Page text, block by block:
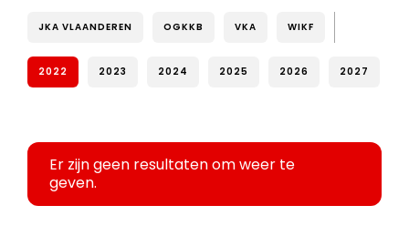
JKA VLAANDEREN OGKKB VKA WIKF
2022 2023 2024 2025 2026 2027
Er zijn geen resultaten om weer te
geven.